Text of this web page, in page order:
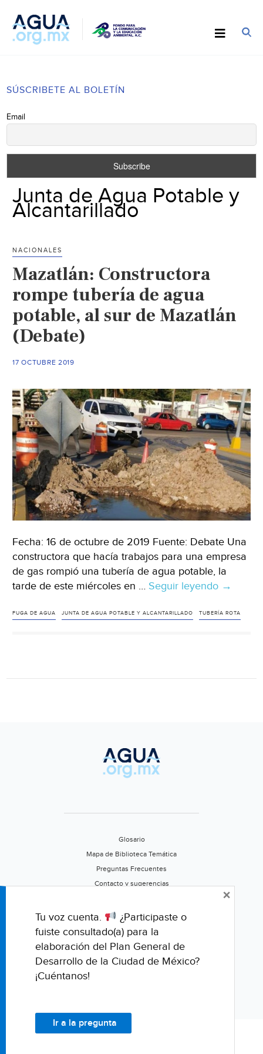
SÚSCRIBETE AL BOLETÍN
Email
Junta de Agua Potable y
Alcantarillado
NACIONALES
Mazatlán: Constructora
rompe tubería de agua
potable, al sur de Mazatlán
(Debate)
17 OCTUBRE 2019
Fecha: 16 de octubre de 2019 Fuente: Debate Una
constructora que hacía trabajos para una empresa
de gas rompió una tubería de agua potable, la
tarde de este miércoles en … Seguir leyendo
rompe
→
FUGA DE AGUA JUNTA DE AGUA POTABLE Y ALCANTARILLADO TUBERÍA ROTA
Glosario
Mapa de Biblioteca Temática
Preguntas Frecuentes
Contacto y sugerencias
Califica este portal
Tu voz cuenta.
¿Participaste o
fuiste consultado(a) para la
elaboración del Plan General de
Desarrollo de la Ciudad de México?
¡Cuéntanos!
Ir a la pregunta
×